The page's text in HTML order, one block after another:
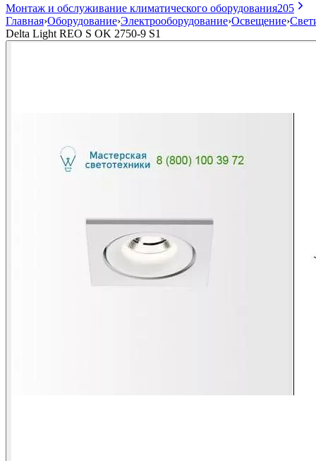
Монтаж и обслуживание климатического оборудования205
Главная›Оборудование›Электрооборудование›Освещение›
Delta Light REO S OK 2750-9 S1